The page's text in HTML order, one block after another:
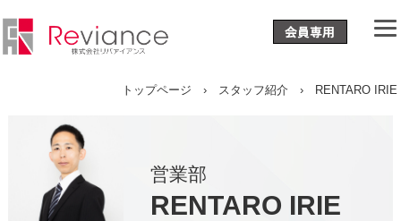
トップページ › スタッフ紹介› RENTARO IRIE
営業部
RENTARO IRIE